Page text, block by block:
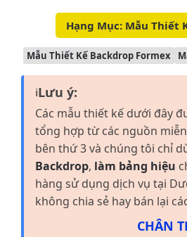
Hạng Mục: Mẫu Thiết
Mẫu Thiết Kế Backdrop Formex
ℹLưu ý:
Các mẫu thiết kế dưới đây
tổng hợp từ các nguồn
bên thứ 3 và chúng tôi chỉ
Backdrop, làm bảng hiệu
hàng sử dụng dịch vụ tại
không chia sẻ hay bán lại
CHÂN